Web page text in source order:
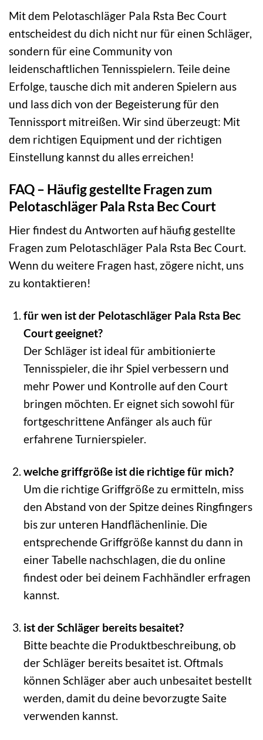
Mit dem Pelotaschläger Pala Rsta Bec Court
entscheidest du dich nicht nur für einen Schläger,
sondern für eine Community von
leidenschaftlichen Tennisspielern. Teile deine
Erfolge, tausche dich mit anderen Spielern aus
und lass dich von der Begeisterung für den
Tennissport mitreißen. Wir sind überzeugt: Mit
dem richtigen Equipment und der richtigen
Einstellung kannst du alles erreichen!
FAQ – Häufig gestellte Fragen zum
Pelotaschläger Pala Rsta Bec Court
Hier findest du Antworten auf häufig gestellte
Fragen zum Pelotaschläger Pala Rsta Bec Court.
Wenn du weitere Fragen hast, zögere nicht, uns
zu kontaktieren!
für wen ist der Pelotaschläger Pala Rsta Bec
Court geeignet?
Der Schläger ist ideal für ambitionierte
Tennisspieler, die ihr Spiel verbessern und
mehr Power und Kontrolle auf den Court
bringen möchten. Er eignet sich sowohl für
fortgeschrittene Anfänger als auch für
erfahrene Turnierspieler.
welche griffgröße ist die richtige für mich?
Um die richtige Griffgröße zu ermitteln, miss
den Abstand von der Spitze deines Ringfingers
bis zur unteren Handflächenlinie. Die
entsprechende Griffgröße kannst du dann in
einer Tabelle nachschlagen, die du online
findest oder bei deinem Fachhändler erfragen
kannst.
ist der Schläger bereits besaitet?
Bitte beachte die Produktbeschreibung, ob
der Schläger bereits besaitet ist. Oftmals
können Schläger aber auch unbesaitet bestellt
werden, damit du deine bevorzugte Saite
verwenden kannst.